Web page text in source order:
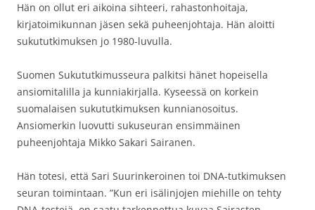
Hän on ollut eri aikoina sihteeri, rahastonhoitaja,
kirjatoimikunnan jäsen sekä puheenjohtaja. Hän aloitti
sukututkimuksen jo 1980-luvulla.
Suomen Sukututkimusseura palkitsi hänet hopeisella
ansiomitalilla ja kunniakirjalla. Kyseessä on korkein
suomalaisen sukututkimuksen kunnianosoitus.
Ansiomerkin luovutti sukuseuran ensimmäinen
puheenjohtaja Mikko Sakari Sairanen.
Hän totesi, että Sari Suurinkeroinen toi DNA-tutkimuksen
seuran toimintaan. ”Kun eri isälinjojen miehille on tehty